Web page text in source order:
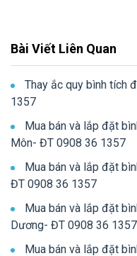
Bài Viết Liên Quan
Thay ắc quy bình tích
1357
Mua bán và lắp đặt
Môn- ĐT 0908 36 1357
Mua bán và lắp đặt
ĐT 0908 36 1357
Mua bán và lắp đặt
Dương- ĐT 0908 36 1357
Mua bán và lắp đặt